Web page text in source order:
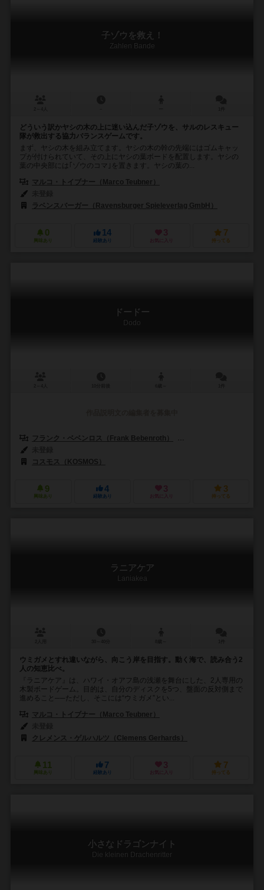
子ゾウを救え！
Zahlen Bande
どういう訳かヤシの木の上に迷い込んだ子ゾウを、サルのレスキュー
隊が救出する協力バランスゲームです。
まず、ヤシの木を組み立てます。ヤシの木の幹の先端にはゴムキャッ
プが付けられていて、その上にヤシの葉ボードを配置します。ヤシの
葉の中央部には｢ゾウのコマ｣を置きます。ヤシの葉の...
マルコ・トイブナー（Marco Teubner）
ラベンスバーガー（Ravensburger Spieleverlag GmbH）
0
興味あり
14
経験あり
3
お気に入り
7
持ってる
ドードー
Dodo
フランク・ベベンロス（Frank Bebenroth）
コスモス（KOSMOS）
9
興味あり
4
経験あり
3
お気に入り
3
持ってる
ラニアケア
Laniakea
ウミガメとすれ違いながら、向こう岸を目指す。動く海で、読み合う2
人の知恵比べ。
『ラニアケア』は、ハワイ・オアフ島の浅瀬を舞台にした、2人専用の
木製ボードゲーム。目的は、自分のディスクを5つ、盤面の反対側まで
進めること──ただし、そこには“ウミガメ”とい...
マルコ・トイブナー（Marco Teubner）
クレメンス・ゲルハルツ（Clemens Gerhards）
11
興味あり
7
経験あり
3
お気に入り
7
持ってる
小さなドラゴンナイト
Die kleinen Drachenritter